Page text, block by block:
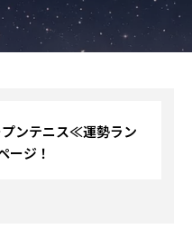
ンテニス≪運勢ラン
ージ！